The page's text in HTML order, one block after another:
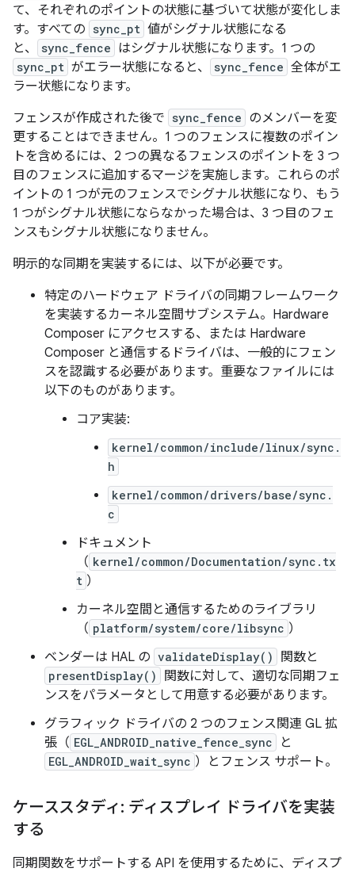
て、それぞれのポイントの状態に基づいて状態が変化しま
す。すべての sync_pt 値がシグナル状態になる
と、
sync_fence はシグナル状態になります。1 つの
sync_pt がエラー状態になると、 sync_fence 全体がエ
ラー状態になります。
フェンスが作成された後で sync_fence のメンバーを変
更することはできません。1 つのフェンスに複数のポイン
トを含めるには、2 つの異なるフェンスのポイントを 3 つ
目のフェンスに追加するマージを実施します。これらのポ
イントの 1 つが元のフェンスでシグナル状態になり、もう
1 つがシグナル状態にならなかった場合は、3 つ目のフェ
ンスもシグナル状態になりません。
明示的な同期を実装するには、以下が必要です。
特定のハードウェア ドライバの同期フレームワーク
を実装するカーネル空間サブシステム。Hardware
Composer にアクセスする、または Hardware
Composer と通信するドライバは、一般的にフェン
スを認識する必要があります。重要なファイルには
以下のものがあります。
コア実装:
kernel/common/include/linux/sync.
h
kernel/common/drivers/base/sync.
c
ドキュメント
（ kernel/common/Documentation/sync.tx
t ）
カーネル空間と通信するためのライブラリ
（ platform/system/core/libsync ）
ベンダーは HAL の validateDisplay() 関数と
presentDisplay()
関数に対して、適切な同期フェ
ンスをパラメータとして用意する必要があります。
グラフィック ドライバの 2 つのフェンス関連 GL 拡
張（ EGL_ANDROID_native_fence_sync と
EGL_ANDROID_wait_sync ）とフェンス サポート。
ケーススタディ: ディスプレイ ドライバを実装
する
同期関数をサポートする API を使用するために、ディスプ